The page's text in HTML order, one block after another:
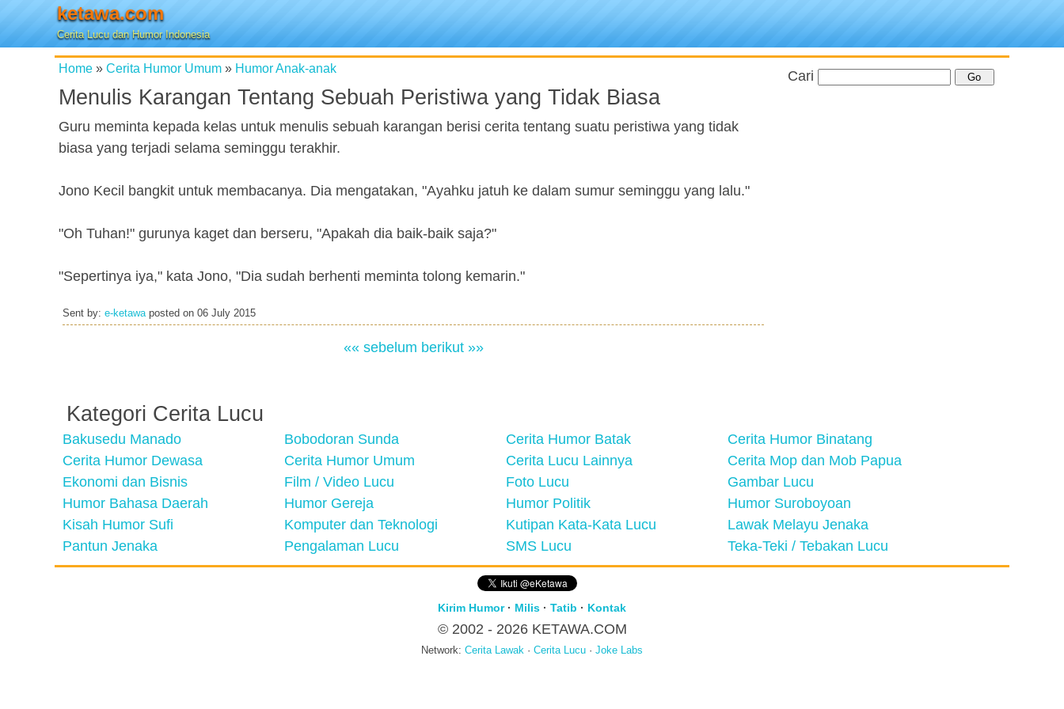
ketawa.com
Cerita Lucu dan Humor Indonesia
Home » Cerita Humor Umum » Humor Anak-anak
Menulis Karangan Tentang Sebuah Peristiwa yang Tidak Biasa
Guru meminta kepada kelas untuk menulis sebuah karangan berisi cerita tentang suatu peristiwa yang tidak
biasa yang terjadi selama seminggu terakhir.
Jono Kecil bangkit untuk membacanya. Dia mengatakan, "Ayahku jatuh ke dalam sumur seminggu yang lalu."
"Oh Tuhan!" gurunya kaget dan berseru, "Apakah dia baik-baik saja?"
"Sepertinya iya," kata Jono, "Dia sudah berhenti meminta tolong kemarin."
Sent by: e-ketawaposted on 06 July 2015
«« sebelum berikut »»
Cari
Kategori Cerita Lucu
Bakusedu Manado Bobodoran Sunda Cerita Humor Batak
Cerita Humor Binatang
Cerita Humor Dewasa
Cerita Humor Umum Cerita Lucu Lainnya
Cerita Mop dan Mob Papua
Ekonomi dan Bisnis
Film / Video Lucu Foto Lucu
Gambar Lucu
Humor Bahasa Daerah
Humor Gereja Humor Politik
Humor Suroboyoan
Kisah Humor Sufi
Komputer dan Teknologi Kutipan Kata-Kata Lucu
Lawak Melayu Jenaka
Pantun Jenaka
Pengalaman Lucu SMS Lucu Teka-Teki / Tebakan Lucu
Kirim Humor· Milis · Tatib · Kontak
© 2002 - 2026 KETAWA.COM
Network: Cerita Lawak · Cerita Lucu · Joke Labs